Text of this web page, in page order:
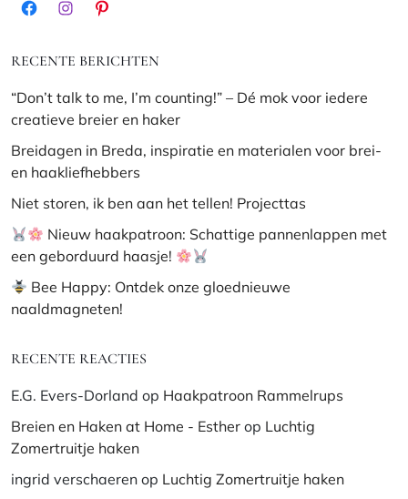
FacebookInstagramPinterest
RECENTE BERICHTEN
“Don’t talk to me, I’m counting!” – Dé mok voor iedere
creatieve breier en haker
Breidagen in Breda, inspiratie en materialen voor brei-
en haakliefhebbers
Niet storen, ik ben aan het tellen! Projecttas
Nieuw haakpatroon: Schattige pannenlappen met
een geborduurd haasje!
Bee Happy: Ontdek onze gloednieuwe
naaldmagneten!
RECENTE REACTIES
E.G. Evers-Dorland op Haakpatroon Rammelrups
Breien en Haken at Home - Esther op Luchtig
Zomertruitje haken
ingrid verschaeren op Luchtig Zomertruitje haken